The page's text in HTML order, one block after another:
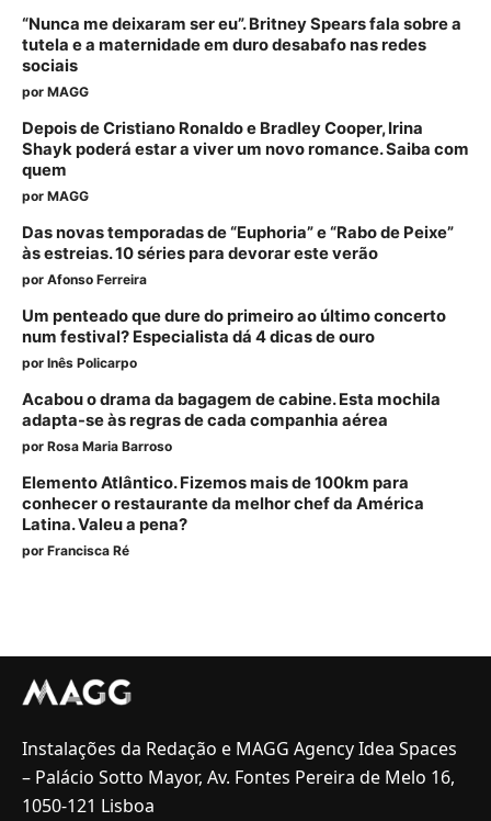
“Nunca me deixaram ser eu”. Britney Spears fala sobre a
tutela e a maternidade em duro desabafo nas redes
sociais
por MAGG
Depois de Cristiano Ronaldo e Bradley Cooper, Irina
Shayk poderá estar a viver um novo romance. Saiba com
quem
por MAGG
Das novas temporadas de “Euphoria” e “Rabo de Peixe”
às estreias. 10 séries para devorar este verão
por Afonso Ferreira
Um penteado que dure do primeiro ao último concerto
num festival? Especialista dá 4 dicas de ouro
por Inês Policarpo
Acabou o drama da bagagem de cabine. Esta mochila
adapta-se às regras de cada companhia aérea
por Rosa Maria Barroso
Elemento Atlântico. Fizemos mais de 100km para
conhecer o restaurante da melhor chef da América
Latina. Valeu a pena?
por Francisca Ré
Instalações da Redação e MAGG Agency Idea Spaces
– Palácio Sotto Mayor, Av. Fontes Pereira de Melo 16,
1050-121 Lisboa